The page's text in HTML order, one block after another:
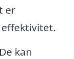
er
De kan